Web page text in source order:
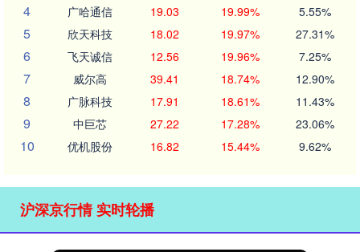
4 广哈通信 19.03 19.99% 5.55%
5 欣天科技 18.02 19.97% 27.31%
6 飞天诚信 12.56 19.96% 7.25%
7 威尔高 39.41 18.74% 12.90%
8 广脉科技 17.91 18.61% 11.43%
9 中巨芯 27.22 17.28% 23.06%
10 优机股份 16.82 15.44% 9.62%
沪深京行情 实时轮播